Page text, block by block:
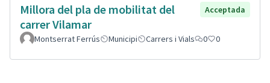
Millora del pla de mobilitat del
carrer Vilamar
Acceptada
Montserrat Ferrús Municipi Carrers i Vials 0 0